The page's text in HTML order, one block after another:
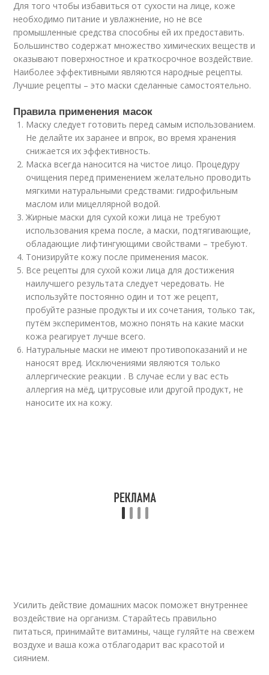
Для того чтобы избавиться от сухости на лице, коже
необходимо питание и увлажнение, но не все
промышленные средства способны ей их предоставить.
Большинство содержат множество химических веществ и
оказывают поверхностное и краткосрочное воздействие.
Наиболее эффективными являются народные рецепты.
Лучшие рецепты – это маски сделанные самостоятельно.
Правила применения масок
Маску следует готовить перед самым использованием.
Не делайте их заранее и впрок, во время хранения
снижается их эффективность.
Маска всегда наносится на чистое лицо. Процедуру
очищения перед применением желательно проводить
мягкими натуральными средствами: гидрофильным
маслом или мицеллярной водой.
Жирные маски для сухой кожи лица не требуют
использования крема после, а маски, подтягивающие,
обладающие лифтингующими свойствами – требуют.
Тонизируйте кожу после применения масок.
Все рецепты для сухой кожи лица для достижения
наилучшего результата следует чередовать. Не
используйте постоянно один и тот же рецепт,
пробуйте разные продукты и их сочетания, только так,
путём экспериментов, можно понять на какие маски
кожа реагирует лучше всего.
Натуральные маски не имеют противопоказаний и не
наносят вред. Исключениями являются только
аллергические реакции . В случае если у вас есть
аллергия на мёд, цитрусовые или другой продукт, не
наносите их на кожу.
Усилить действие домашних масок поможет внутреннее
воздействие на организм. Старайтесь правильно
питаться, принимайте витамины, чаще гуляйте на свежем
воздухе и ваша кожа отблагодарит вас красотой и
сиянием.